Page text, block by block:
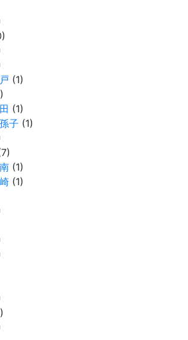
(1)
(1)
子 (1)
(1)
(1)